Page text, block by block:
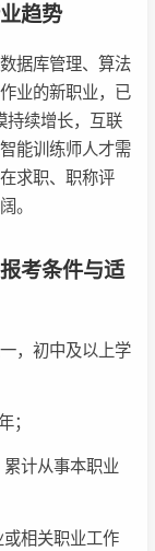
趋势
据库管理、算法
业的新职业，已
持续增长，互联
能训练师人才需
求职、职称评
。
考条件与适
，初中及以上学
；
计从事本职业
相关职业工作